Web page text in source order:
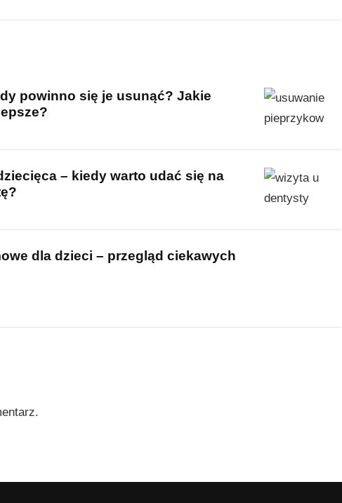
powinno się je usunąć? Jakie
– kiedy warto udać się na
dla dzieci – przegląd ciekawych